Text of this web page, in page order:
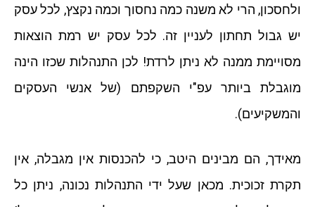
ולחסכון, הרי לא משנה כמה נחסוך וכמה נקצץ, לכל עסק
יש גבול תחתון לעניין זה. לכל עסק יש רמת הוצאות
מסויימת ממנה לא ניתן לרדת! לכן התנהלות שכזו הינה
מוגבלת ביותר עפ"י השקפתם (של אנשי העסקים
והמשקיעים).
מאידך, הם מבינים היטב, כי להכנסות אין מגבלה, אין
תקרת זכוכית. מכאן שעל ידי התנהלות נכונה, ניתן כל